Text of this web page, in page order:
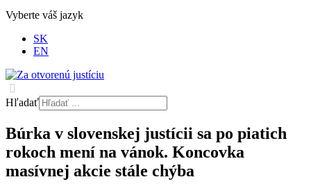
Vyberte váš jazyk
SK
EN
Hľadať
Búrka v slovenskej justícii sa po piatich
rokoch mení na vánok. Koncovka
masívnej akcie stále chýba